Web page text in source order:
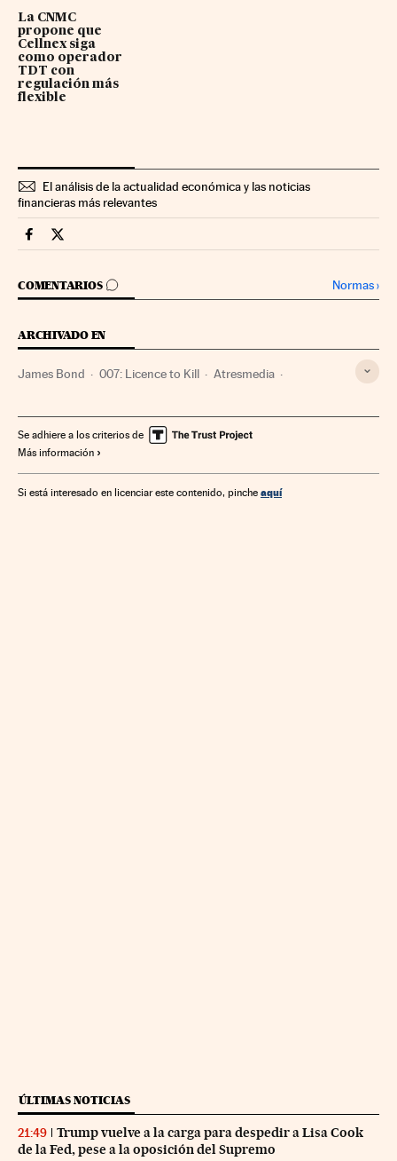
La CNMC
propone que
Cellnex siga
como operador
TDT con
regulación más
flexible
El análisis de la actualidad económica y las noticias
financieras más relevantes
Companias Cinco Días en Facebook
Companias Cinco Días en Twitter
COMENTARIOS
IR A LOS COMENTARIOS Normas›
ARCHIVADO EN
James Bond 007: Licence to Kill Atresmedia
Grupo comunicación Cine Empresas Economía
Se adhiere a los criterios de
Más información
Si está interesado en licenciar este contenido, pinche aquí
ÚLTIMAS NOTICIAS
21:49
Trump vuelve a la carga para despedir a Lisa Cook
de la Fed, pese a la oposición del Supremo